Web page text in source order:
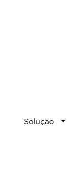
Solução